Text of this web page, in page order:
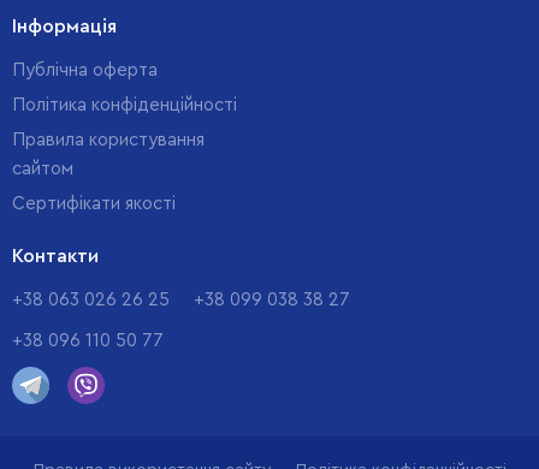
Інформація
Публічна оферта
Політика конфіденційності
Правила користування
сайтом
Cертифікати якості
Контакти
+38 063 026 26 25 +38 099 038 38 27
+38 096 110 50 77